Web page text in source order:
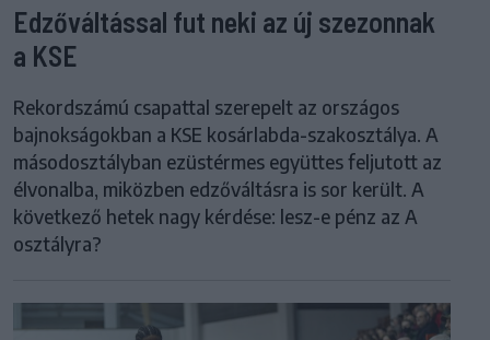
Edzőváltással fut neki az új szezonnak
a KSE
Rekordszámú csapattal szerepelt az országos
bajnokságokban a KSE kosárlabda-szakosztálya. A
másodosztályban ezüstérmes együttes feljutott az
élvonalba, miközben edzőváltásra is sor került. A
következő hetek nagy kérdése: lesz-e pénz az A
osztályra?